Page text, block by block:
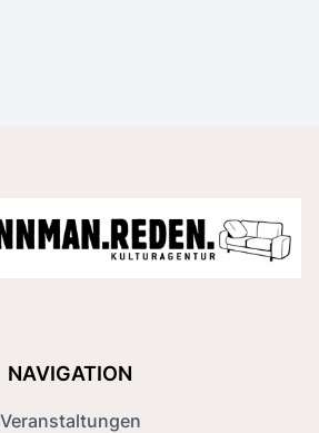
NAVIGATION
Veranstaltungen